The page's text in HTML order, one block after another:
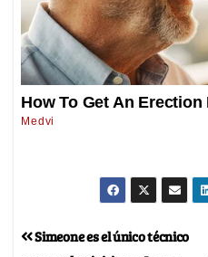
Simeone es el único técnico